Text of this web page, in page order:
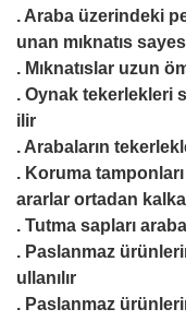
. Araba üzerindeki
unan mıknatıs
. Mıknatıslar uzun
. Oynak tekerlekleri
ilir
. Arabaların
. Koruma
ararlar ortadan
. Tutma sapları
. Paslanmaz
ullanılır
. Paslanmaz